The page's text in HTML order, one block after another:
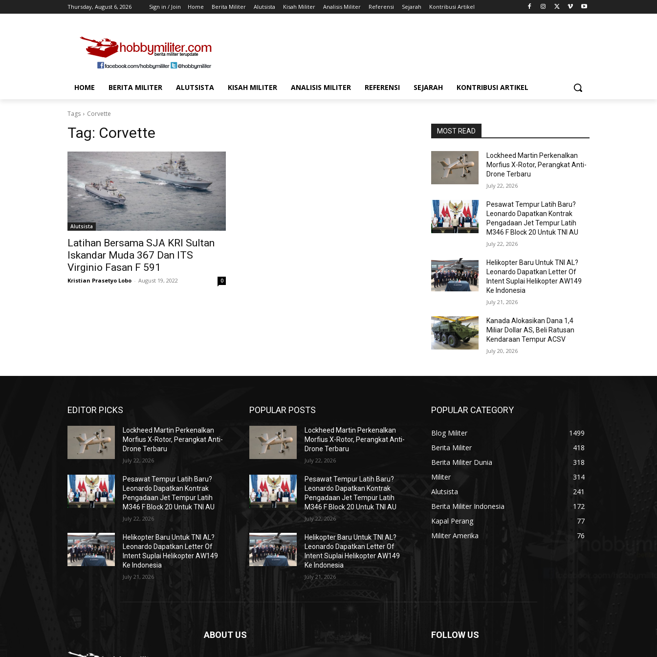
Thursday, August 6, 2026 Sign in / Join Home Berita Militer Alutsista Kisah Militer Analisis Militer Referensi Sejarah Kontribusi Artikel
HOME BERITA MILITER ALUTSISTA KISAH MILITER ANALISIS MILITER REFERENSI SEJARAH KONTRIBUSI ARTIKEL
Tags Corvette
Tag: Corvette
Alutsista
Latihan Bersama SJA KRI Sultan
Iskandar Muda 367 Dan ITS
Virginio Fasan F 591
Kristian Prasetyo Lobo - August 19, 2022 0
MOST READ
Lockheed Martin Perkenalkan
Morfius X-Rotor, Perangkat Anti-
Drone Terbaru
July 22, 2026
Pesawat Tempur Latih Baru?
Leonardo Dapatkan Kontrak
Pengadaan Jet Tempur Latih
M346 F Block 20 Untuk TNI AU
July 22, 2026
Helikopter Baru Untuk TNI AL?
Leonardo Dapatkan Letter Of
Intent Suplai Helikopter AW149
Ke Indonesia
July 21, 2026
Kanada Alokasikan Dana 1,4
Miliar Dollar AS, Beli Ratusan
Kendaraan Tempur ACSV
July 20, 2026
EDITOR PICKS
Lockheed Martin Perkenalkan
Morfius X-Rotor, Perangkat Anti-
Drone Terbaru
July 22, 2026
Pesawat Tempur Latih Baru?
Leonardo Dapatkan Kontrak
Pengadaan Jet Tempur Latih
M346 F Block 20 Untuk TNI AU
July 22, 2026
Helikopter Baru Untuk TNI AL?
Leonardo Dapatkan Letter Of
Intent Suplai Helikopter AW149
Ke Indonesia
July 21, 2026
POPULAR POSTS
Lockheed Martin Perkenalkan
Morfius X-Rotor, Perangkat Anti-
Drone Terbaru
July 22, 2026
Pesawat Tempur Latih Baru?
Leonardo Dapatkan Kontrak
Pengadaan Jet Tempur Latih
M346 F Block 20 Untuk TNI AU
July 22, 2026
Helikopter Baru Untuk TNI AL?
Leonardo Dapatkan Letter Of
Intent Suplai Helikopter AW149
Ke Indonesia
July 21, 2026
POPULAR CATEGORY
Blog Militer
1499
Berita Militer
418
Berita Militer Dunia
318
Militer
314
Alutsista
241
Berita Militer Indonesia
172
Kapal Perang
77
Militer Amerika
76
ABOUT US FOLLOW US